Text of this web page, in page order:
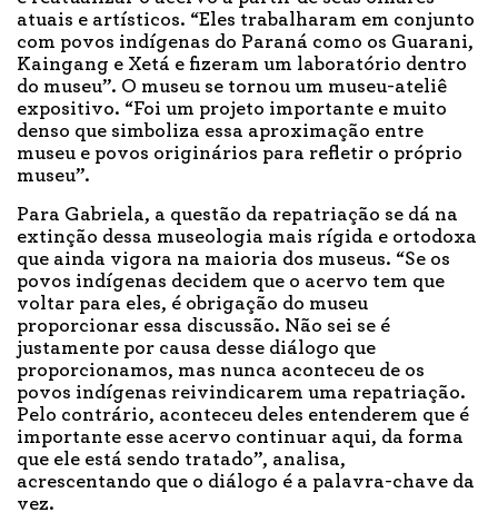
atuais e artísticos. “Eles trabalharam em conjunto
com povos indígenas do Paraná como os Guarani,
Kaingang e Xetá e fizeram um laboratório dentro
do museu”. O museu se tornou um museu-ateliê
expositivo. “Foi um projeto importante e muito
denso que simboliza essa aproximação entre
museu e povos originários para refletir o próprio
museu”.
Para Gabriela, a questão da repatriação se dá na
extinção dessa museologia mais rígida e ortodoxa
que ainda vigora na maioria dos museus. “Se os
povos indígenas decidem que o acervo tem que
voltar para eles, é obrigação do museu
proporcionar essa discussão. Não sei se é
justamente por causa desse diálogo que
proporcionamos, mas nunca aconteceu de os
povos indígenas reivindicarem uma repatriação.
Pelo contrário, aconteceu deles entenderem que é
importante esse acervo continuar aqui, da forma
que ele está sendo tratado”, analisa,
acrescentando que o diálogo é a palavra-chave da
vez.